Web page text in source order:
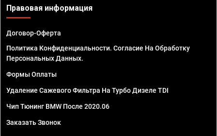
Правовая информация
Договор-Оферта
Политика Конфиденциальности. Согласие На Обработку
Персональных Данных.
Формы Оплаты
Удаление Сажевого Фильтра На Турбо Дизеле TDI
Чип Тюнинг BMW После 2020.06
Заказать Звонок